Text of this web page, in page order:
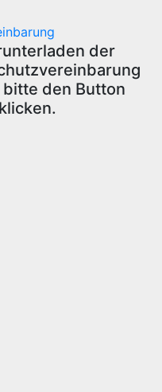
der
bitte den Button
klicken.